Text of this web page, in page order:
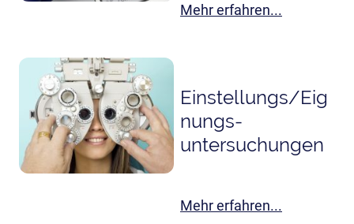
Mehr erfahren...
Einstellungs/Eig
nungs-
untersuchungen
Mehr erfahren...